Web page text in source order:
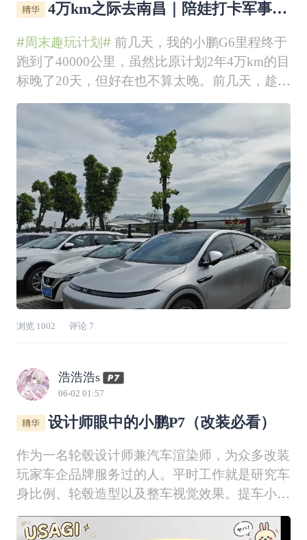
4万km之际去南昌｜陪娃打卡军事主
#周末趣玩计划#前几天，我的小鹏G6里程终于
跑到了40000公里，虽然比原计划2年4万km的目
标晚了20天，但好在也不算太晚。前几天，趁着
周末，我开着车带全家去了趟南昌，既是和G6
这4万km的里程留个纪念，也满足一下娃这个小
小军事迷的心愿。1️⃣开着G6跑南昌，全程都挺
省心这次景德镇往返南昌，加上
浏览 1002 评论 7
浩浩浩s
06-02 01:57
设计师眼中的小鹏P7（改装必看）
作为一名轮毂设计师兼汽车渲染师，为众多改装
玩家车企品牌服务过的人。平时工作就是研究车
身比例、轮毂造型以及整车视觉效果。提车小鹏
P7之后，我一直觉得它拥有非常优秀的设计底
子：低趴车身、流畅溜背、宽体视觉比例，这些